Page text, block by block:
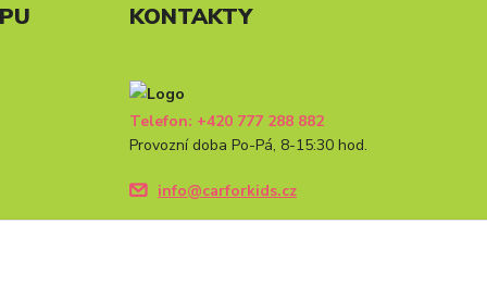
KONTAKTY
Telefon: +420 777 288 882
Provozní doba Po-Pá, 8-15:30 hod.
info@carforkids.cz